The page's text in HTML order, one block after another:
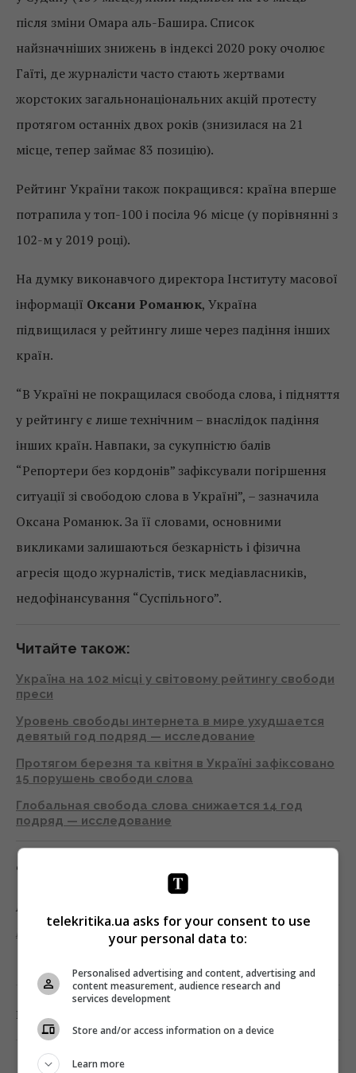
після зміни Омара аль-Башира. Список
найзначніших знижень в індексі 2020 року очолює
Гаїті, де журналісти часто стають жертвами
жорстоких загальнонаціональних акцій протесту
протягом останніх двох років (знизилася на 21
місце, тепер займає 83 позицію).
Рейтинг України також покращився: країна вперше
потрапила у топ-100 і посіла 96 місце (у порівнянні з
102-м у 2019 році).
На думку виконавчого директора Інституту масової
інформації Оксани Романюк, Україна
підвищилася у рейтингу лише через падіння інших
країн.
“В Україні не покращилася свобода слова, і підняття
у рейтингу є лише технічним – внаслідок падіння
інших країн. Навпаки, за сукупністю балів
“Репортери без кордонів” зафіксували погіршення
ситуації зі свободою слова в Україні”, – зазначила
Оксана Романюк. За її словами, основними
викликами залишаються безкарність і фізична
агресія щодо журналістів, тиск медіавласників,
недофінансування “Cуспільного”.
Читайте також:
Україна на 102 місці у світовому рейтингу свободи
преси
Уровень свободы интернета в мире ухудшается
девятый год подряд — исследование
Протягом березня та квітня в Україні зафіксовано
15 порушень свободи слова
Глобальная свобода слова снижается 14 год
подряд — исследование
Фото: RSF
Підписуйтесь на «Телекритику» у
Facebook
Поділитись:
telekritika.ua asks for your consent to use
your personal data to:
Personalised advertising and content, advertising and
content measurement, audience research and
services development
Store and/or access information on a device
Learn more